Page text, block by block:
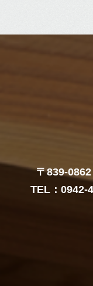
〒839-
TEL： 0942-